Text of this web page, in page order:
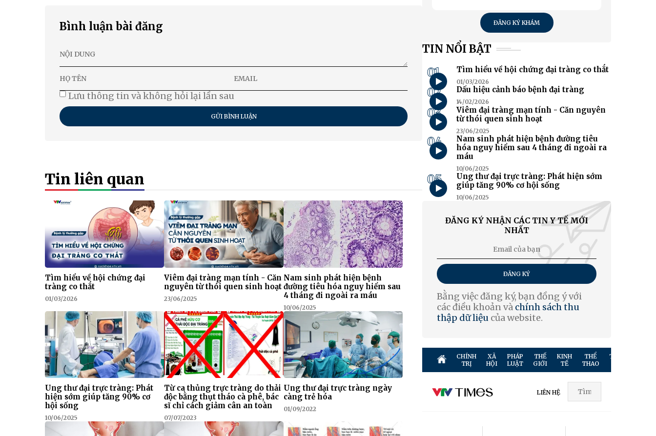
Bình luận bài đăng
Lưu thông tin và không hỏi lại lần sau
GỬI BÌNH LUẬN
Tin liên quan
Tìm hiểu về hội chứng đại
tràng co thắt
01/03/2026
Viêm đại tràng mạn tính - Căn
nguyên từ thói quen sinh hoạt
23/06/2025
Nam sinh phát hiện bệnh
đường tiêu hóa nguy hiểm sau
4 tháng đi ngoài ra máu
10/06/2025
Ung thư đại trực tràng: Phát
hiện sớm giúp tăng 90% cơ
hội sống
10/06/2025
Từ ca thủng trực tràng do thải
độc bằng thụt tháo cà phê, bác
sĩ chỉ cách giảm cân an toàn
07/07/2023
Ung thư đại trực tràng ngày
càng trẻ hóa
01/09/2022
ĐĂNG KÝ KHÁM
TIN NỔI BẬT
01 Tìm hiểu về hội chứng đại tràng co thắt
01/03/2026
02 Dấu hiệu cảnh báo bệnh đại tràng
14/02/2026
03
Viêm đại tràng mạn tính - Căn nguyên
từ thói quen sinh hoạt
23/06/2025
04
Nam sinh phát hiện bệnh đường tiêu
hóa nguy hiểm sau 4 tháng đi ngoài ra
máu
10/06/2025
05
Ung thư đại trực tràng: Phát hiện sớm
giúp tăng 90% cơ hội sống
10/06/2025
ĐĂNG KÝ NHẬN CÁC TIN Y TẾ MỚI
NHẤT
ĐĂNG KÝ
Bằng việc đăng ký, bạn đồng ý với
các điều khoản và chính sách thu
thập dữ liệu của website.
CHÍNH
TRỊ
XÃ
HỘI
PHÁP
LUẬT
THẾ
GIỚI
KINH
TẾ
THỂ
THAO
TRUYỀN
LIÊN HỆ